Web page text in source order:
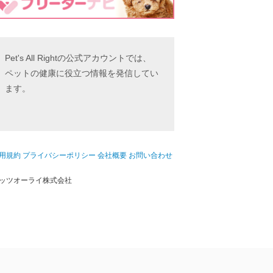
Pet's All Rightの公式アカウントでは、
ペットの健康に役立つ情報を発信してい
ます。
規約 プライバシーポリシー 会社概要 お問い合わせ
ツオーライ株式会社